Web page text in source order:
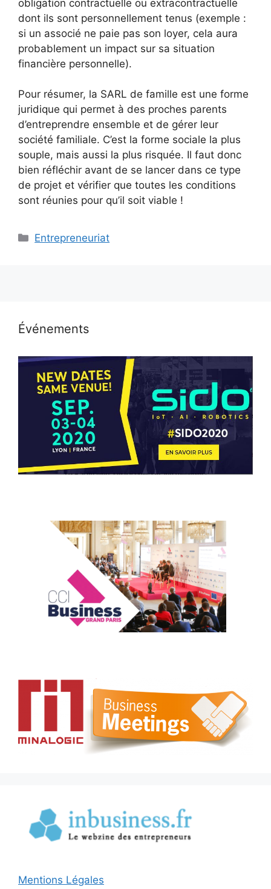
obligation contractuelle ou extracontractuelle
dont ils sont personnellement tenus (exemple :
si un associé ne paie pas son loyer, cela aura
probablement un impact sur sa situation
financière personnelle).
Pour résumer, la SARL de famille est une forme
juridique qui permet à des proches parents
d’entreprendre ensemble et de gérer leur
société familiale. C’est la forme sociale la plus
souple, mais aussi la plus risquée. Il faut donc
bien réfléchir avant de se lancer dans ce type
de projet et vérifier que toutes les conditions
sont réunies pour qu’il soit viable !
Catégories
Entrepreneuriat
Événements
Mentions Légales